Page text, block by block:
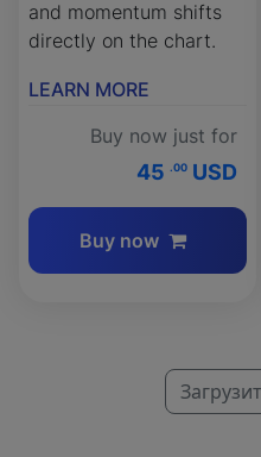
and momentum shifts
directly on the chart.
LEARN MORE
Buy now just for
45 .00 USD
Buy now